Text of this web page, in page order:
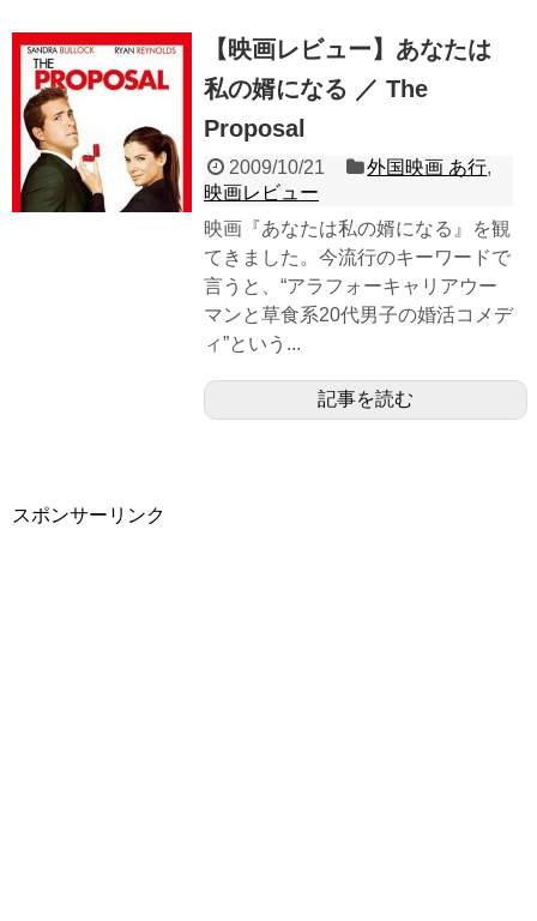
【映画レビュー】あなたは
私の婿になる ／ The
Proposal
2009/10/21 外国映画 あ行,
映画レビュー
映画『あなたは私の婿になる』を観
てきました。今流行のキーワードで
言うと、“アラフォーキャリアウー
マンと草食系20代男子の婚活コメデ
ィ”という...
記事を読む
スポンサーリンク